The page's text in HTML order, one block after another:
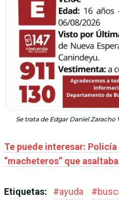
Se trata de Edgar Daniel Zaracho
Te puede interesar:
“macheteros” que
Etiquetas: #ayuda #